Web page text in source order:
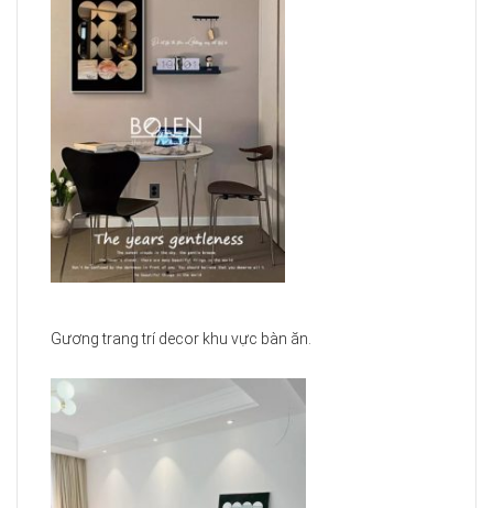
Gương trang trí decor khu vực bàn ăn.